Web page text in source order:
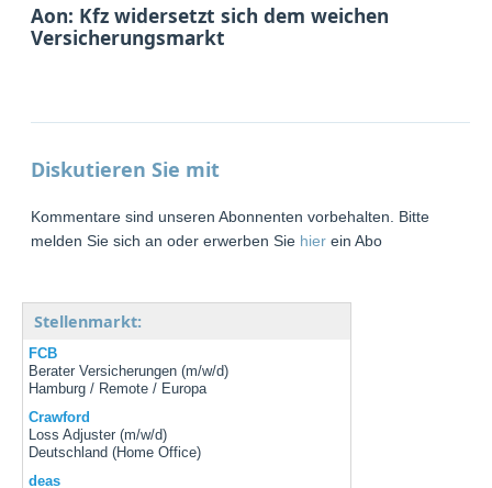
Aon: Kfz widersetzt sich dem weichen
Versicherungsmarkt
Diskutieren Sie mit
Kommentare sind unseren Abonnenten vorbehalten. Bitte
melden Sie sich an oder erwerben Sie hier ein Abo
Stellenmarkt:
FCB
Berater Versicherungen (m/w/d)
Hamburg / Remote / Europa
Crawford
Loss Adjuster (m/w/d)
Deutschland (Home Office)
deas